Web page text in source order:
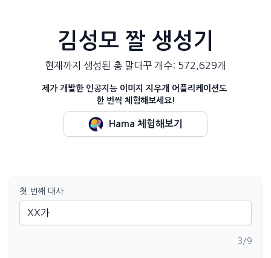
김성모 짤 생성기
현재까지 생성된 총 말대꾸 개수: 572,629개
제가 개발한 인공지능 이미지 지우개 어플리케이션도
한 번씩 체험해보세요!
Hama 체험해보기
첫 번째 대사
3/9